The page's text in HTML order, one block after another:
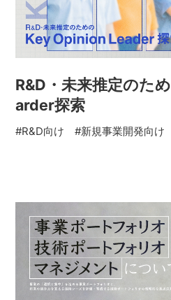
R&D・未来推定のた
arder探索
#R&D向け #新規事業開発向け